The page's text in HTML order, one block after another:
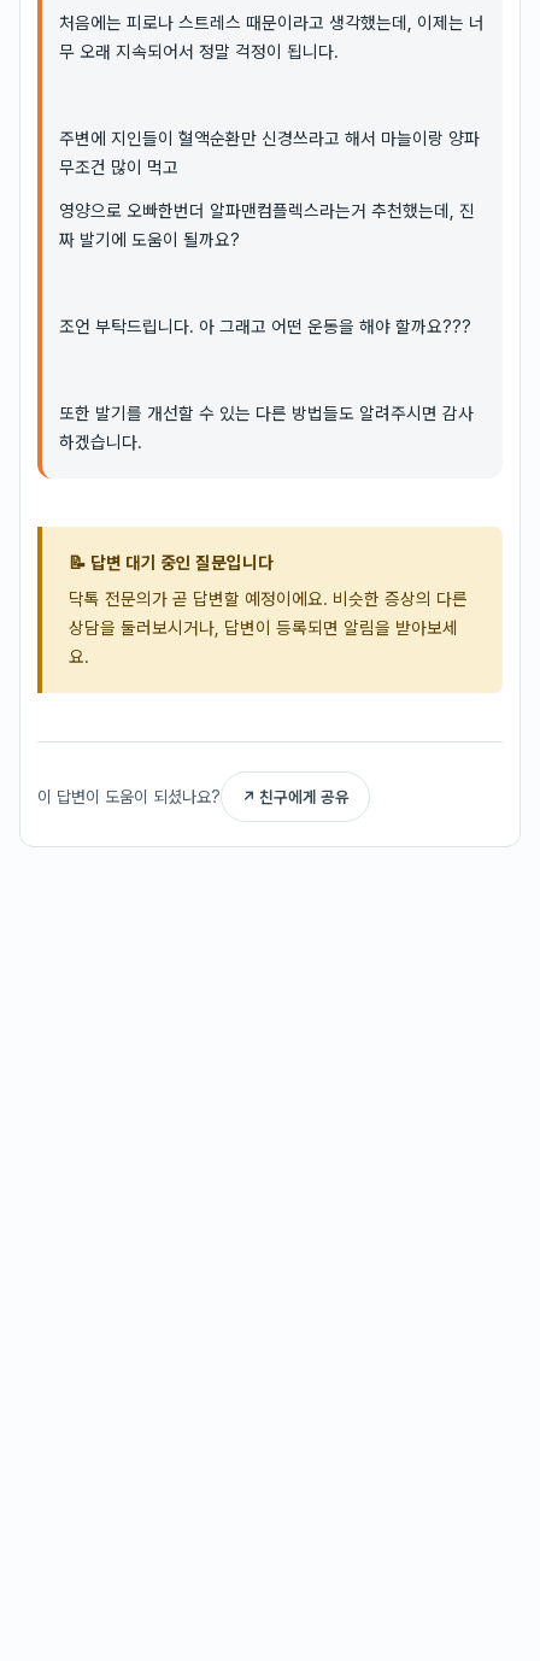
처음에는 피로나 스트레스 때문이라고 생각했는데, 이제는 너
무 오래 지속되어서 정말 걱정이 됩니다.
주변에 지인들이 혈액순환만 신경쓰라고 해서 마늘이랑 양파
무조건 많이 먹고
영양으로 오빠한번더 알파맨컴플렉스라는거 추천했는데, 진
짜 발기에 도움이 될까요?
조언 부탁드립니다. 아 그래고 어떤 운동을 해야 할까요???
또한 발기를 개선할 수 있는 다른 방법들도 알려주시면 감사
하겠습니다.
📝 답변 대기 중인 질문입니다
닥톡 전문의가 곧 답변할 예정이에요. 비슷한 증상의 다른
상담을 둘러보시거나, 답변이 등록되면 알림을 받아보세
요.
이 답변이 도움이 되셨나요? ↗ 친구에게 공유